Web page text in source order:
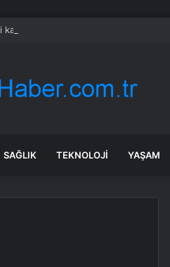
raporunda %13 hareket edebilir
SAĞLIK TEKNOLOJI YAŞAM